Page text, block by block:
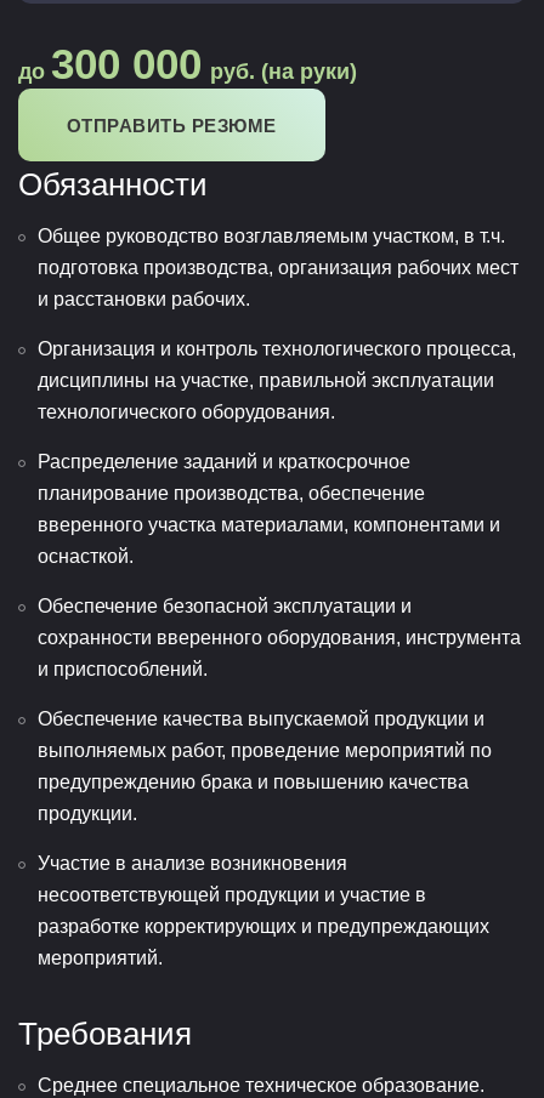
до 300 000 руб. (на руки)
ОТПРАВИТЬ РЕЗЮМЕ
Обязанности
Общее руководство возглавляемым участком, в т.ч.
подготовка производства, организация рабочих мест
и расстановки рабочих.
Организация и контроль технологического процесса,
дисциплины на участке, правильной эксплуатации
технологического оборудования.
Распределение заданий и краткосрочное
планирование производства, обеспечение
вверенного участка материалами, компонентами и
оснасткой.
Обеспечение безопасной эксплуатации и
сохранности вверенного оборудования, инструмента
и приспособлений.
Обеспечение качества выпускаемой продукции и
выполняемых работ, проведение мероприятий по
предупреждению брака и повышению качества
продукции.
Участие в анализе возникновения
несоответствующей продукции и участие в
разработке корректирующих и предупреждающих
мероприятий.
Требования
Среднее специальное техническое образование.